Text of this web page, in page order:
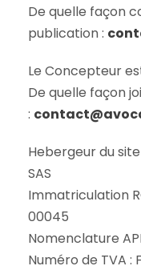
De quelle façon
publication :
Le Concepteur
De quelle façon
:
Hebergeur du
SAS
Immatriculation
00045
Nomenclature
Numéro de TVA :